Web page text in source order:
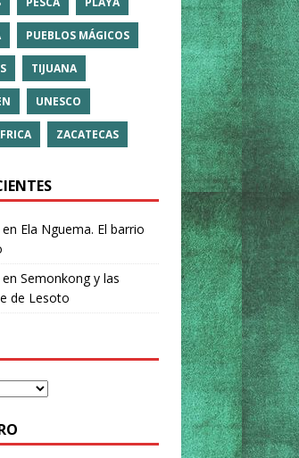
PUEBLOS MÁGICOS
TIJUANA
UNESCO
ZACATECAS
en Ela Nguema. El barrio
en Semonkong y las
de Lesoto